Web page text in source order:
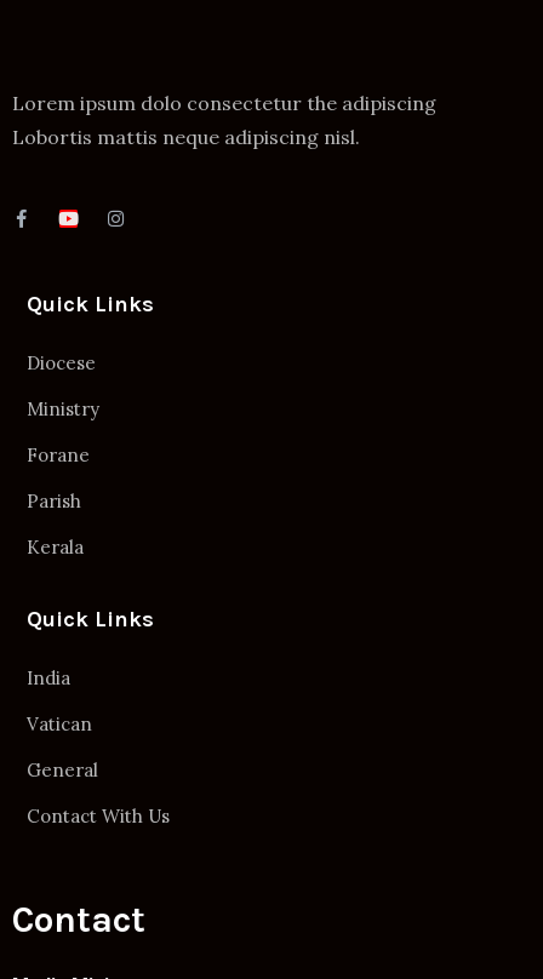
Lorem ipsum dolo consectetur the adipiscing
Lobortis mattis neque adipiscing nisl.
Quick Links
Diocese
Ministry
Forane
Parish
Kerala
Quick Links
India
Vatican
General
Contact With Us
Contact